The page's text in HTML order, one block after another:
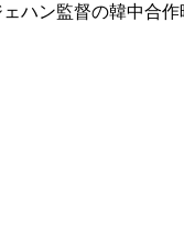
ハン監督の韓中合